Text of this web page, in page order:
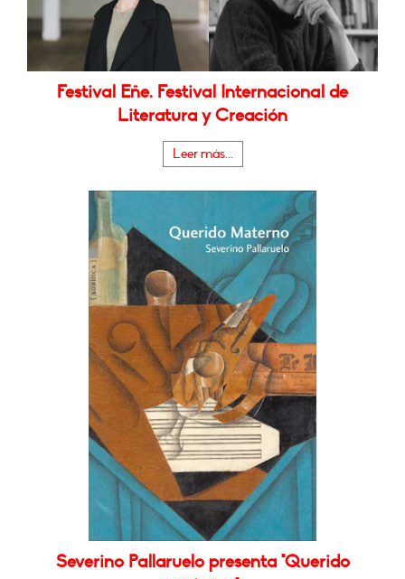
Festival Eñe. Festival Internacional de
Literatura y Creación
Leer más...
Severino Pallaruelo presenta "Querido